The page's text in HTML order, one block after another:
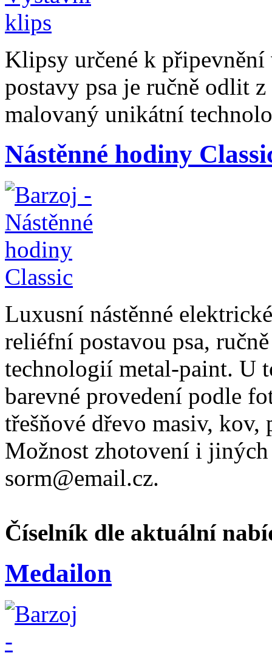
Klipsy určené k
postavy psa je ručně odlit
malovaný unikátní
Nástěnné hodiny
Luxusní nástěnné
reliéfní postavou psa,
technologií metal-paint. U
barevné provedení podle
třešňové dřevo masiv,
Možnost zhotovení i jiných
sorm@email.cz.
Číselník dle aktuální
Medailon